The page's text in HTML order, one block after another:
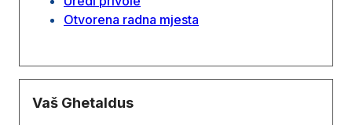
Otvorena radna mjesta
Vaš Ghetaldus